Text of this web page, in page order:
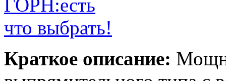
Краткое описание: